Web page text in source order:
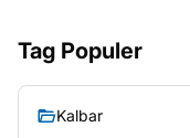
Tag Populer
Kalbar